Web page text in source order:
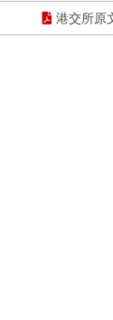
港交所原